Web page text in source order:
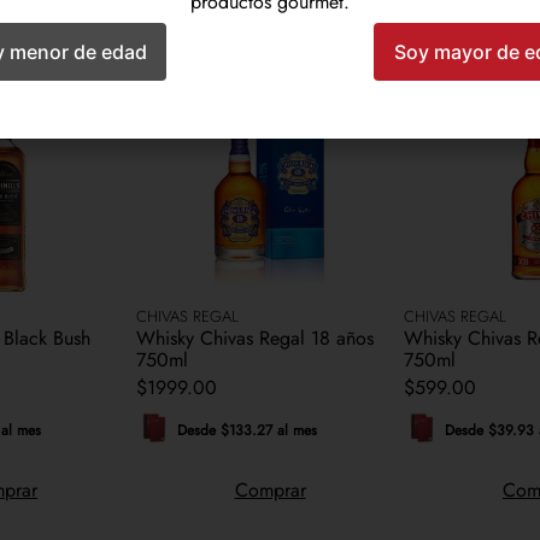
Productos relacionados
Bush
mes
CHIVAS REGAL
Whisky Chivas Regal 18 años
750ml
$1999.00
Desde $133.27 al mes
Comprar
CHIVAS REGAL
Whisky Chivas
750ml
$599.00
Desde $39.93
menor de edad Soy mayor de